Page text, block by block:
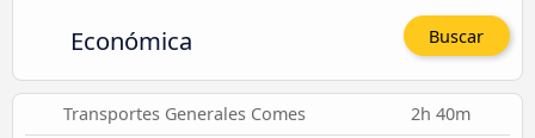
Económica Buscar
Transportes Generales Comes 2h 40m